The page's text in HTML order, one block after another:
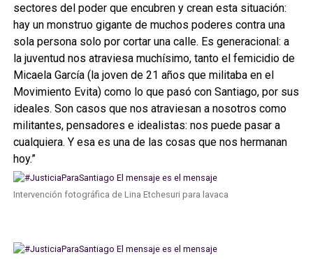
sectores del poder que encubren y crean esta situación:
hay un monstruo gigante de muchos poderes contra una
sola persona solo por cortar una calle. Es generacional: a
la juventud nos atraviesa muchísimo, tanto el femicidio de
Micaela García (la joven de 21 años que militaba en el
Movimiento Evita) como lo que pasó con Santiago, por sus
ideales. Son casos que nos atraviesan a nosotros como
militantes, pensadores e idealistas: nos puede pasar a
cualquiera. Y esa es una de las cosas que nos hermanan
hoy.”
Intervención fotográfica de Lina Etchesuri para lavaca